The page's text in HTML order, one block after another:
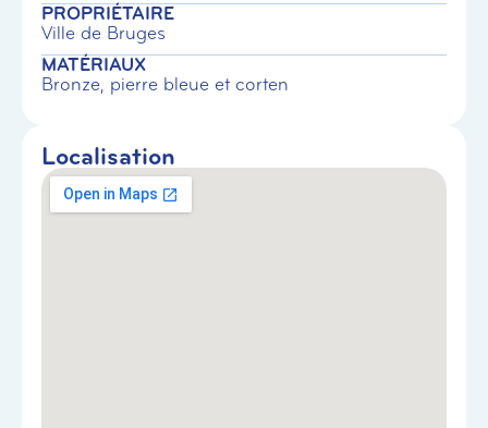
PROPRIÉTAIRE
Ville de Bruges
MATÉRIAUX
Bronze, pierre bleue et corten
Localisation